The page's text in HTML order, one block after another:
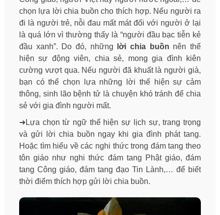
chọn lựa lời chia buồn cho thích hợp. Nếu người ra
đi là người trẻ, nỗi đau mất mát đối với người ở lại
là quá lớn vì thường thấy là “người đầu bạc tiễn kẻ
đầu xanh”. Do đó, những lời chia buồn nên thể
hiện sự động viên, chia sẻ, mong gia đình kiên
cường vượt qua. Nếu người đã khuất là người già,
bạn có thể chọn lựa những lời thể hiện sự cảm
thông, sinh lão bệnh tử là chuyện khó tránh để chia
sẻ với gia đình người mất.
➜Lựa chọn từ ngữ thể hiện sự lịch sự, trang trọng
và gửi lời chia buồn ngay khi gia đình phát tang.
Hoặc tìm hiểu về các nghi thức trong đám tang theo
tôn giáo như nghi thức đám tang Phật giáo, đám
tang Công giáo, đám tang đạo Tin Lành,… để biết
thời điểm thích hợp gửi lời chia buồn.